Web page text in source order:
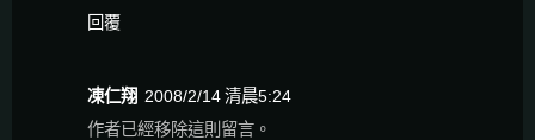
回覆
凍仁翔 2008/2/14 清晨5:24
作者已經移除這則留言。